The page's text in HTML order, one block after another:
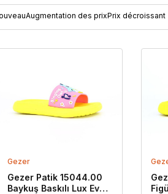
Augmentation des prixPrix décroissant
Gezer
Gezer Patik 15044.00
Baykuş Baskılı Lux Eva